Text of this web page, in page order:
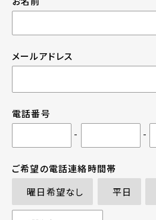
メールアドレス
電話番号
-
-
ご希望の電話連絡時間帯
曜日希望なし
平日